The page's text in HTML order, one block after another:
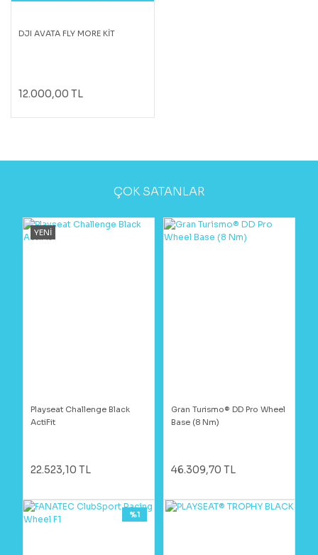
DJI AVATA FLY MORE KİT
12.000,00 TL
ÇOK SATANLAR
YENİ
Playseat Challenge Black
ActiFit
22.523,10 TL
Gran Turismo® DD Pro Wheel
Base (8 Nm)
46.309,70 TL
%1